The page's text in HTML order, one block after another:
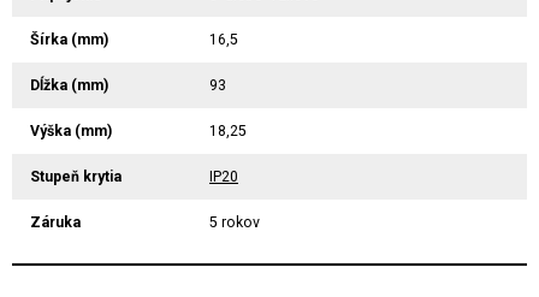
Šírka (mm) 16,5
Dĺžka (mm) 93
Výška (mm) 18,25
Stupeň krytia IP20
Záruka 5 rokov